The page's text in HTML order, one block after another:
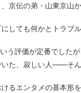
京伝の弟・山東京山
しても何かとトラブル
う評価が定番でした
た、寂しい人――そ
るエンタメの基本形